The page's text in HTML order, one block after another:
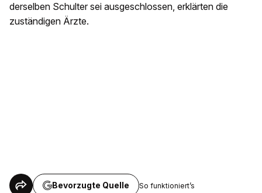
derselben Schulter sei ausgeschlossen, erklärten die
zuständigen Ärzte.
Bevorzugte Quelle So funktioniert’s